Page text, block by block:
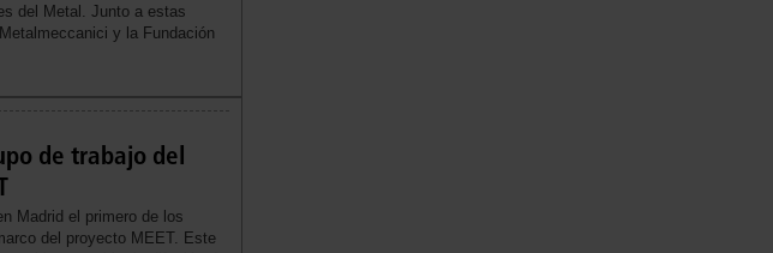
del Metal. Junto a estas
y la Fundación
de trabajo del
Madrid el primero de los
del proyecto MEET. Este